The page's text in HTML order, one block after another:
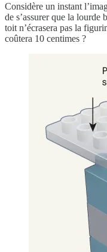
Considère un instant
de s’assurer que la lourde
toit n’écrasera pas la
coûtera 10 centimes ?